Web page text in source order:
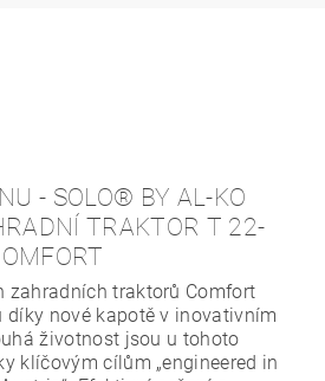
- SOLO® BY AL-KO
TRAKTOR T 22-
zahradních traktorů Comfort
díky nové kapotě v inovativním
životnost jsou u tohoto
klíčovým cílům „engineered in